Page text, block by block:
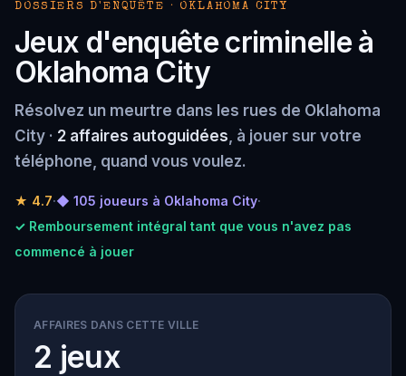
DOSSIERS D'ENQUÊTE · OKLAHOMA CITY
Jeux d'enquête criminelle à
Oklahoma City
Résolvez un meurtre dans les rues de Oklahoma
City · 2 affaires autoguidées, à jouer sur votre
téléphone, quand vous voulez.
★ 4.7·◆ 105 joueurs à Oklahoma City·
✓ Remboursement intégral tant que vous n'avez pas
commencé à jouer
AFFAIRES DANS CETTE VILLE
2 jeux